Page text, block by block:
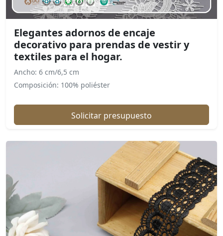
Elegantes adornos de encaje
decorativo para prendas de vestir y
textiles para el hogar.
Ancho: 6 cm/6,5 cm
Composición: 100% poliéster
Solicitar presupuesto